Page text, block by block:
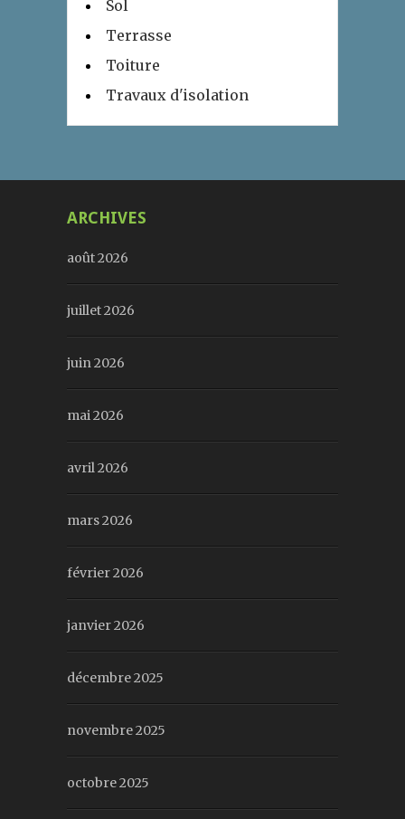
Sol
Terrasse
Toiture
Travaux d'isolation
ARCHIVES
août 2026
juillet 2026
juin 2026
mai 2026
avril 2026
mars 2026
février 2026
janvier 2026
décembre 2025
novembre 2025
octobre 2025